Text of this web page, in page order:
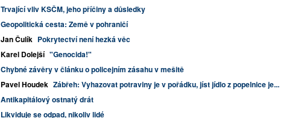
Trvající vliv KSČM, jeho příčiny a důsledky
Geopolitická cesta: Země v pohraničí
Jan Čulík Pokrytectví není hezká věc
Karel Dolejší "Genocida!"
Chybné závěry v článku o policejním zásahu v mešitě
Pavel Houdek Zábřeh: Vyhazovat potraviny je v pořádku, jíst jídlo z popelnice je...
Antikapitálový ostnatý drát
Likviduje se odpad, nikoliv lidé